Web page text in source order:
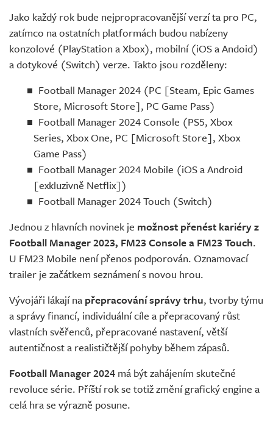
Jako každý rok bude nejpropracovanější verzí ta pro PC,
zatímco na ostatních platformách budou nabízeny
konzolové (PlayStation a Xbox), mobilní (iOS a Andoid)
a dotykové (Switch) verze. Takto jsou rozděleny:
Football Manager 2024 (PC [Steam, Epic Games
Store, Microsoft Store], PC Game Pass)
Football Manager 2024 Console (PS5, Xbox
Series, Xbox One, PC [Microsoft Store], Xbox
Game Pass)
Football Manager 2024 Mobile (iOS a Android
[exkluzivně Netflix])
Football Manager 2024 Touch (Switch)
Jednou z hlavních novinek je možnost přenést kariéry z
Football Manager 2023, FM23 Console a FM23 Touch.
U FM23 Mobile není přenos podporován. Oznamovací
trailer je začátkem seznámení s novou hrou.
Vývojáři lákají na přepracování správy trhu, tvorby týmu
a správy financí, individuální cíle a přepracovaný růst
vlastních svěřenců, přepracované nastavení, větší
autentičnost a realističtější pohyby během zápasů.
Football Manager 2024 má být zahájením skutečné
revoluce série. Příští rok se totiž změní grafický engine a
celá hra se výrazně posune.